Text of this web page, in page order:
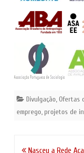
Divulgação,Ofertas
emprego,projetos de
Navegação
Nasceu a Rede